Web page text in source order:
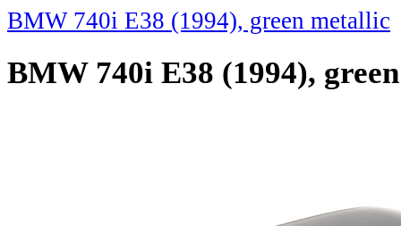
BMW 740i E38 (1994), green metallic
BMW 740i E38 (1994),